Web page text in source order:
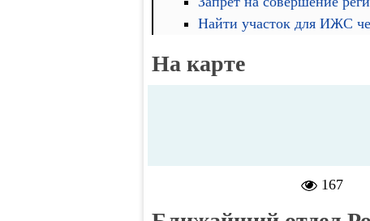
Найти участок для ИЖС
На карте
167